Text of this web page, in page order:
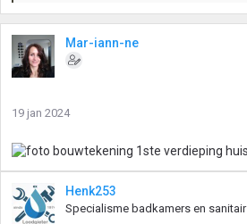
a
r
d
e
n
e
n
Mar-iann-ne
19 jan 2024
Henk253
Specialisme badkamers en sanitair